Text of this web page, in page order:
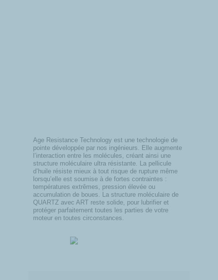
Age Resistance Technology est une technologie de
pointe développée par nos ingénieurs. Elle augmente
l’interaction entre les molécules, créant ainsi une
structure moléculaire ultra résistante. La pellicule
d’huile résiste mieux à tout risque de rupture même
lorsqu’elle est soumise à de fortes contraintes :
températures extrêmes, pression élevée ou
accumulation de boues. La structure moléculaire de
QUARTZ avec ART reste solide, pour lubrifier et
protéger parfaitement toutes les parties de votre
moteur en toutes circonstances.